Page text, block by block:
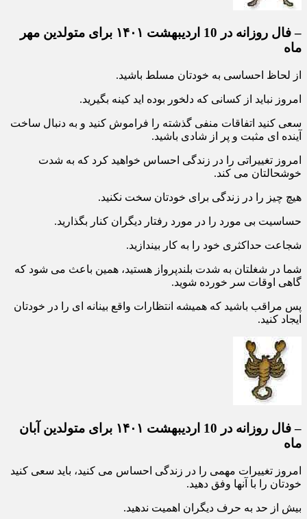
– فال روزانه در 10 اردیبهشت ۱۴۰۱ برای متولدین مهر
ماه
از لحاظ احساسی به خودتان مسلط باشید.
امروز نباید از کسانی که دلخور بوده اید کینه بگیرید.
سعی کنید اتفاقات منفی گذشته را فراموش کنید و به دنبال ساخت
آینده ای مثبت و پر از شادی باشید.
امروز تغییراتی را در زندگی احساس خواهید کرد که به شدت
خوشحالتان می کند.
هیچ چیز را در زندگی برای خودتان سخت نکنید.
حساسیت بی مورد را در مورد رفتار دیگران کنار بگذارید.
شجاعت حداکثری خود را به کار بیندازید.
شما در شغلتان به شدت بلندپرواز هستید، همین باعث می شود که
گاهی اوقات سر خورده شوید.
پس مراقب باشید که همیشه انتظارات واقع بینانه ای را در خودتان
ایجاد کنید.
– فال روزانه در 10 اردیبهشت ۱۴۰۱ برای متولدین آبان
ماه
امروز تغییرات مهمی را در زندگی احساس می کنید، باید سعی کنید
خودتان را با آنها وفق دهید.
بیش از حد به حرف دیگران اهمیت ندهید.